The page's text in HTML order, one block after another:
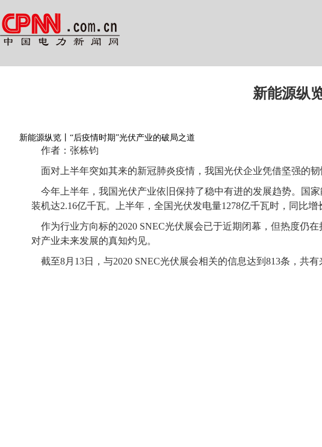
新能源纵
新能源纵览丨“后疫情时期”光伏产业的破局之道
作者：张栋钧
面对上半年突如其来的新冠肺炎疫情，我国光伏企业凭借坚强的
今年上半年，我国光伏产业依旧保持了稳中有进的发展趋势。国
装机达2.16亿千瓦。上半年，全国光伏发电量1278亿千瓦时，同比增
作为行业方向标的2020 SNEC光伏展会已于近期闭幕，但热度仍
对产业未来发展的真知灼见。
截至8月13日，与2020 SNEC光伏展会相关的信息达到813条，共有